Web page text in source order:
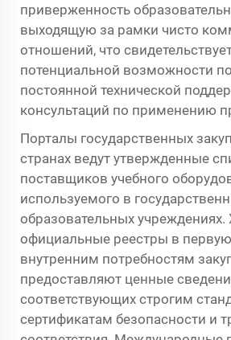
приверженность
выходящую за рамки чисто
отношений, что
потенциальной возможности
постоянной технической
консультаций по применению
Порталы государственных
странах ведут утвержденные
поставщиков учебного
используемого в
образовательных учреждениях.
официальные реестры в
внутренним потребностям
предоставляют ценные
соответствующих строгим
сертификатам безопасности и